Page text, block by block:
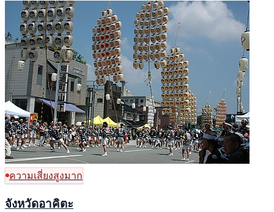
ความเสี่ยงสูงมาก
จังหวัดอาคิตะ